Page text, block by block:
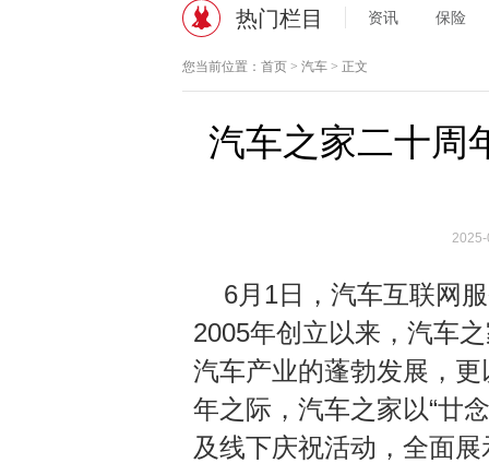
热门栏目 资讯 保险
您当前位置： 首页> 汽车> 正文
汽车之家二十周
6月1日，汽车互联网
2005年创立以来，汽车
汽车产业的蓬勃发展，
年之际，汽车之家以“廿
及线下庆祝活动，全面